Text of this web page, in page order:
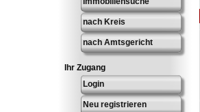
nach Kreis
nach Amtsgericht
Ihr Zugang
Login
Neu registrieren